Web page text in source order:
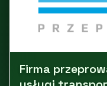
Firma